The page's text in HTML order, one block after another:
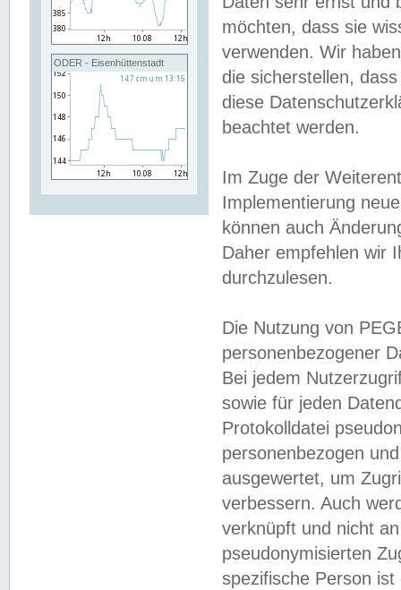
ODER - Eisenhüttenstadt
möchten, dass sie
verwenden. Wir
die sicherstellen,
diese
beachtet werden.
Im Zuge der
Implementierung
können auch
Daher empfehlen wir
durchzulesen.
Die Nutzung von
personenbezogener
Bei jedem
sowie für jeden
Protokolldatei
personenbezogen
ausgewertet, um
verbessern. Auch
verknüpft und nicht
pseudonymisierten
spezifische Person